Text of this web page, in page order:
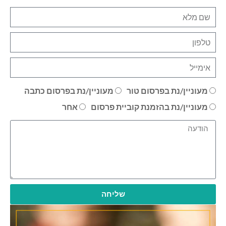
מעוניין/נת בפרסום טור
מעוניין/נת בפרסום כתבה
מעוניין/נת בהזמנת קוביית פרסום
אחר
שליחה